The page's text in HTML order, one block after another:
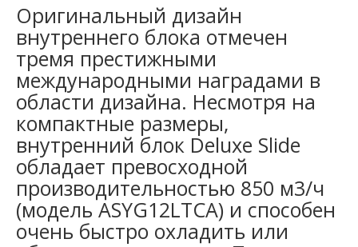
Оригинальный дизайн
внутреннего блока отмечен
тремя престижными
международными наградами в
области дизайна. Несмотря на
компактные размеры,
внутренний блок Deluxe Slide
обладает превосходной
производительностью 850 м3/ч
(модель ASYG12LTCA) и способен
очень быстро охладить или